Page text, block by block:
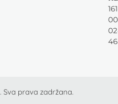
46
. Sva prava zadržana.